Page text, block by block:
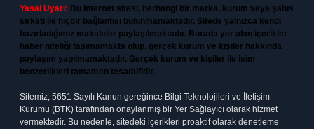
Yasal Uyarı: Bu internet sitesi, herhangi bir marka, kurum veya şahıs
şirketi ile hiçbir bağlantısı bulunmamaktadır. Sitede yalnızca kendi
hazırladığımız makaleler paylaşılmaktadır. Burada yer alan içerikler
haber niteliği taşımamakta olup, gerçek kurum ve kişiler hakkında
paylaşım yapılmamaktadır. Gerçek kurum ve kişiler ile isim
benzerlikleri tamamen tesadüfidir.
Sitemiz, 5651 Sayılı Kanun gereğince Bilgi Teknolojileri ve İletişim
Kurumu (BTK) tarafından onaylanmış bir Yer Sağlayıcı olarak hizmet
vermektedir. Bu nedenle, sitedeki içerikleri proaktif olarak denetleme